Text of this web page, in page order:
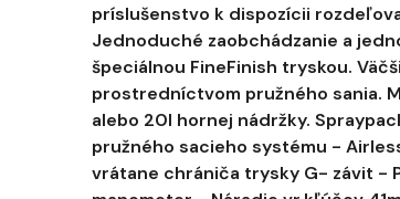
príslušenstvo k dispozícii
Jednoduché zaobchádzanie a
špeciálnou FineFinish tryskou.
prostredníctvom pružného sania.
alebo 20l hornej nádržky.
pružného sacieho systému -
vrátane chrániča trysky G- závit -